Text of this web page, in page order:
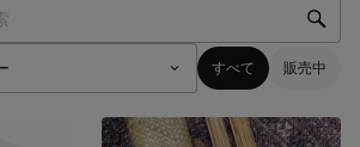
すべて 販売中